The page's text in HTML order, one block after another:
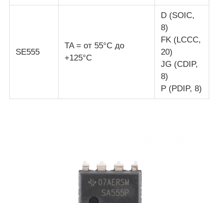
Никакой вспышки
Радиочастотные интегральные схемы
SE555
TA = от 55°C до
+125°C
D (SOIC,
8)
FK (LCCC,
20)
JG (CDIP,
8)
P (PDIP, 8)